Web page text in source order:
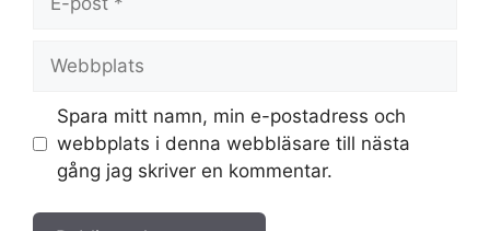
post
Spara mitt namn, min e-postadress och
webbplats i denna webbläsare till nästa
gång jag skriver en kommentar.